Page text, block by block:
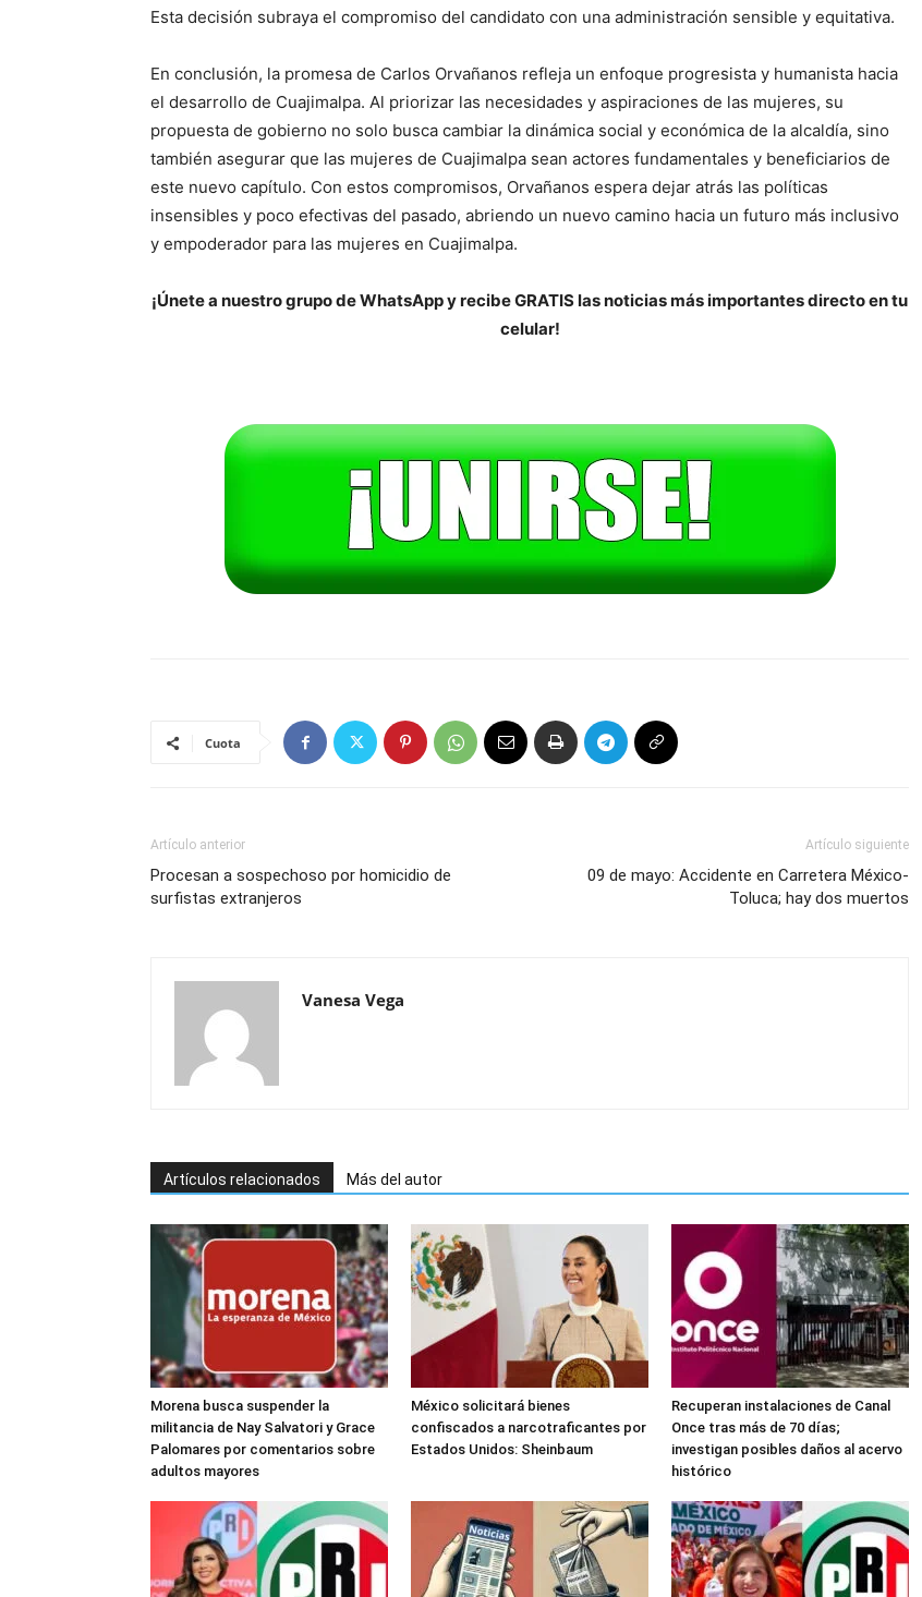
Esta decisión subraya el compromiso del candidato con una administración sensible y equitativa.
En conclusión, la promesa de Carlos Orvañanos refleja un enfoque progresista y humanista hacia
el desarrollo de Cuajimalpa. Al priorizar las necesidades y aspiraciones de las mujeres, su
propuesta de gobierno no solo busca cambiar la dinámica social y económica de la alcaldía, sino
también asegurar que las mujeres de Cuajimalpa sean actores fundamentales y beneficiarios de
este nuevo capítulo. Con estos compromisos, Orvañanos espera dejar atrás las políticas
insensibles y poco efectivas del pasado, abriendo un nuevo camino hacia un futuro más inclusivo
y empoderador para las mujeres en Cuajimalpa.
¡Únete a nuestro grupo de WhatsApp y recibe GRATIS las noticias más importantes directo en tu
celular!
Cuota
Artículo anterior
Procesan a sospechoso por homicidio de
surfistas extranjeros
Artículo siguiente
09 de mayo: Accidente en Carretera México-
Toluca; hay dos muertos
Vanesa Vega
Artículos relacionados Más del autor
Morena busca suspender la
militancia de Nay Salvatori y Grace
Palomares por comentarios sobre
adultos mayores
México solicitará bienes
confiscados a narcotraficantes por
Estados Unidos: Sheinbaum
Recuperan instalaciones de Canal
Once tras más de 70 días;
investigan posibles daños al acervo
histórico